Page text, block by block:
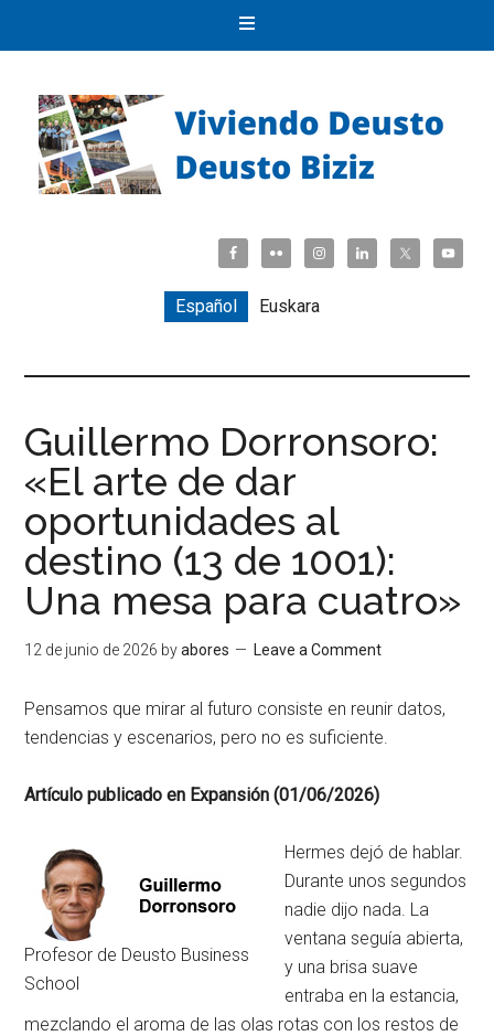
Español Euskara
Guillermo Dorronsoro:
«El arte de dar
oportunidades al
destino (13 de 1001):
Una mesa para cuatro»
12 de junio de 2026 byabores Leave a Comment
Pensamos que mirar al futuro consiste en reunir datos,
tendencias y escenarios, pero no es suficiente.
Artículo publicado en Expansión (01/06/2026)
Profesor de Deusto Business
School
Hermes dejó de hablar.
Durante unos segundos
nadie dijo nada . La
ventana seguía abierta,
y una brisa suave
entraba en la estancia,
mezclando el aroma de las olas rotas con los restos de